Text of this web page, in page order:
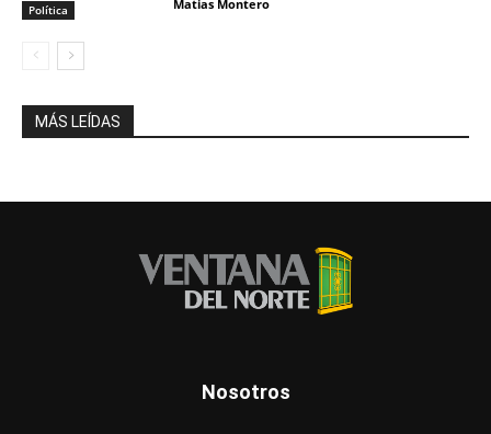
Política Matias Montero
MÁS LEÍDAS
Nosotros